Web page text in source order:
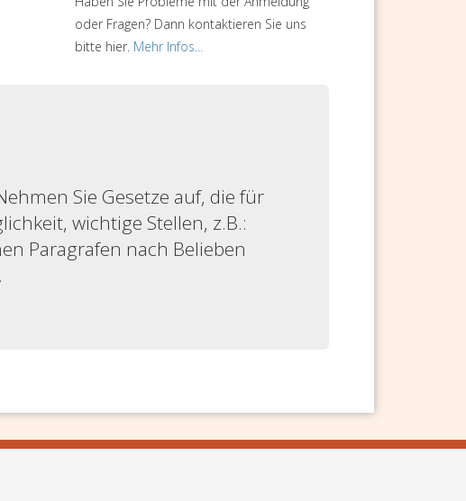
oder Fragen? Dann kontaktieren Sie uns
bitte hier. Mehr Infos...
Sie Gesetze auf, die für
wichtige Stellen, z.B.:
Paragrafen nach Belieben